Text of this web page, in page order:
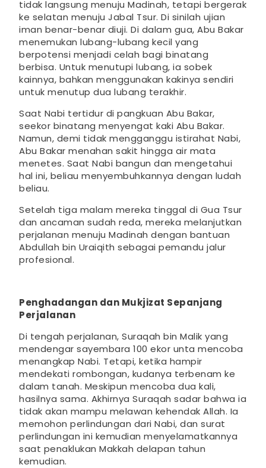
tidak langsung menuju Madinah, tetapi bergerak
ke selatan menuju Jabal Tsur. Di sinilah ujian
iman benar-benar diuji. Di dalam gua, Abu Bakar
menemukan lubang-lubang kecil yang
berpotensi menjadi celah bagi binatang
berbisa. Untuk menutupi lubang, ia sobek
kainnya, bahkan menggunakan kakinya sendiri
untuk menutup dua lubang terakhir.
Saat Nabi tertidur di pangkuan Abu Bakar,
seekor binatang menyengat kaki Abu Bakar.
Namun, demi tidak mengganggu istirahat Nabi,
Abu Bakar menahan sakit hingga air mata
menetes. Saat Nabi bangun dan mengetahui
hal ini, beliau menyembuhkannya dengan ludah
beliau.
Setelah tiga malam mereka tinggal di Gua Tsur
dan ancaman sudah reda, mereka melanjutkan
perjalanan menuju Madinah dengan bantuan
Abdullah bin Uraiqith sebagai pemandu jalur
profesional.
Penghadangan dan Mukjizat Sepanjang
Perjalanan
Di tengah perjalanan, Suraqah bin Malik yang
mendengar sayembara 100 ekor unta mencoba
menangkap Nabi. Tetapi, ketika hampir
mendekati rombongan, kudanya terbenam ke
dalam tanah. Meskipun mencoba dua kali,
hasilnya sama. Akhirnya Suraqah sadar bahwa ia
tidak akan mampu melawan kehendak Allah. Ia
memohon perlindungan dari Nabi, dan surat
perlindungan ini kemudian menyelamatkannya
saat penaklukan Makkah delapan tahun
kemudian.